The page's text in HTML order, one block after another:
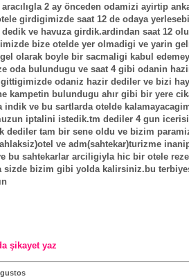
2 ay önceden odamizi ayirtip
girdigimizde saat 12 de odaya
ve havuza girdik.ardindan saat 12
bize otelde yer olmadigi ve yarin
olarak boyle bir sacmaligi kabul
oda bulundugu ve saat 4 gibi odanin
odaniz hazir dediler ve bizi
kampetin bulundugu ahır gibi bir yere
indik ve bu sartlarda otelde
iptalini istedik.tm dediler 4 gun
dediler tam bir sene oldu ve bizim
ve adm(sahtekar)turizme
bu sahtekarlar arciligiyla hic bir otele
sizde bizim gibi yolda kalirsiniz.bu
şikayet yaz